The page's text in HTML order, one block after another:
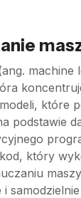
machine
które
podstawie
który